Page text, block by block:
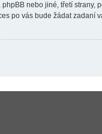
nebo jiné, třetí
po vás bude žádat